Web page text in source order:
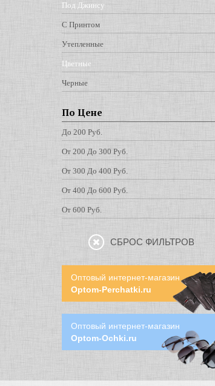
Под Джинсу
С Принтом
Утепленные
Цветные
Черные
По Цене
До 200 Руб.
От 200 До 300 Руб.
От 300 До 400 Руб.
От 400 До 600 Руб.
От 600 Руб.
СБРОС ФИЛЬТРОВ
Оптовый интернет-магазин
Optom-Perchatki.ru
Оптовый интернет-магазин
Optom-Ochki.ru